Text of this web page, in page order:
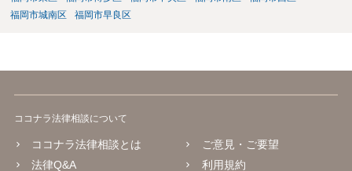
福岡市城南区
福岡市早良区
ココナラ法律相談について
ココナラ法律相談とは
法律Q&A
ご意見・ご要望
利用規約